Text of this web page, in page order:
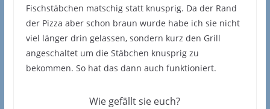
Fischstäbchen matschig statt knusprig. Da der Rand
der Pizza aber schon braun wurde habe ich sie nicht
viel länger drin gelassen, sondern kurz den Grill
angeschaltet um die Stäbchen knusprig zu
bekommen. So hat das dann auch funktioniert.
Wie gefällt sie euch?